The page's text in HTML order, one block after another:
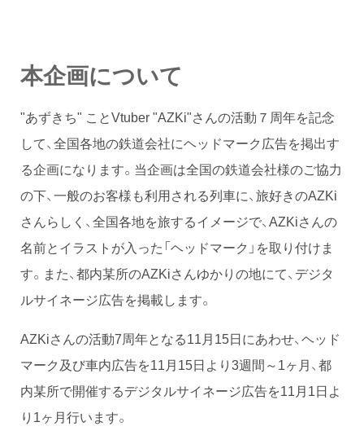
本企画について
"あずきち" ことVtuber "AZKi"さんの活動７周年を記念
して、全国各地の鉄道会社にヘッドマーク広告を掲出す
る企画になります。当企画は全国の鉄道会社様のご協力
の下、一般のお客様も利用される列車に、旅好きのAZKi
さんらしく、全国各地を旅するイメージで、AZKiさんの
名前とイラストが入った「ヘッドマーク」を取り付けま
す。また、都内某所のAZKiさんゆかりの地にて、デジタ
ルサイネージ広告を掲載します。
AZKiさんの活動7周年となる11月15日にあわせ、ヘッド
マーク及び車内広告を11月15日より3週間～1ヶ月、都
内某所で開催するデジタルサイネージ広告を11月1日よ
り1ヶ月行います。